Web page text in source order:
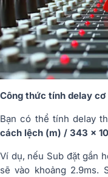
Công thức tính delay cơ
Bạn có thể tính delay
cách lệch (m) / 343 ×
Ví dụ, nếu Sub đặt gần
sẽ vào khoảng 2.9ms.